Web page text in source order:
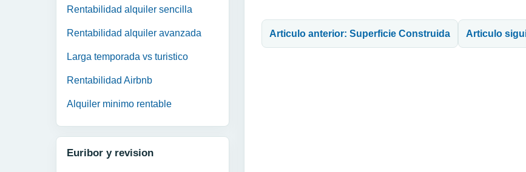
Rentabilidad alquiler sencilla
Rentabilidad alquiler avanzada
Larga temporada vs turistico
Rentabilidad Airbnb
Alquiler minimo rentable
Euribor y revision
Articulo anterior: Superficie Construida Articulo